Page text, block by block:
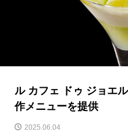
ル カフェ ドゥ ジョエ
作メニューを提供
2025.06.04